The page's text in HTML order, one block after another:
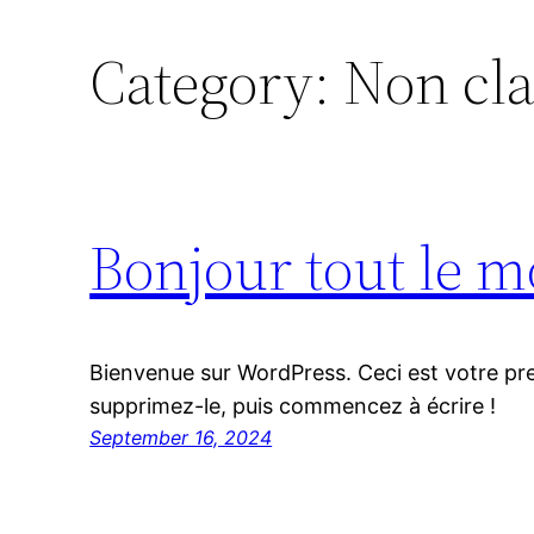
Category: Non
Bonjour tout le
Bienvenue sur WordPress. Ceci est votre
supprimez-le, puis commencez à écrire !
September 16, 2024